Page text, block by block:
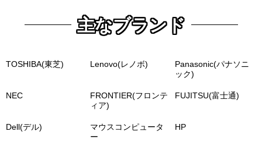
主なブランド
TOSHIBA(東芝) Lenovo(レノボ)
Panasonic(パナソニ
ック)
NEC
FRONTIER(フロンテ
ィア)
FUJITSU(富士通)
Dell(デル)
マウスコンピュータ
ー
HP